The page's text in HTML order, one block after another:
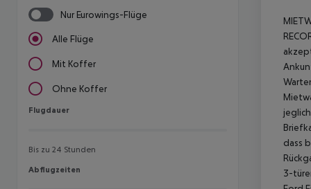
Nur Eurowings-Flüge
Alle Flüge
Mit Koffer
Ohne Koffer
Flugdauer
Flugdauer
Bis zu 24 Stunden
Abflugzeiten
Abflugzeiten
dass
3-